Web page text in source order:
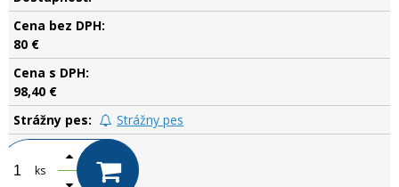
80 €
98,40 €
Strážny pes
ks